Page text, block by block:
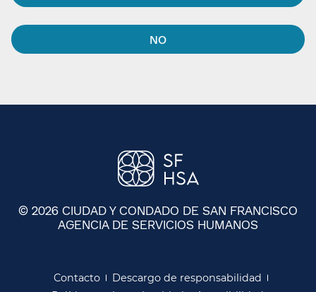
NO​​
© 2026 CIUDAD Y CONDADO DE SAN FRANCISCO
AGENCIA DE SERVICIOS HUMANOS
Contacto​​
Descargo de responsabilidad​​